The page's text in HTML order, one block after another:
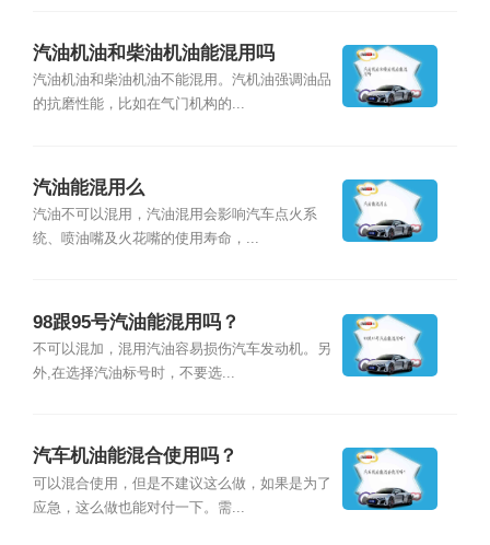
汽油机油和柴油机油能混用吗
汽油机油和柴油机油不能混用。汽机油强调油品
的抗磨性能，比如在气门机构的...
汽油能混用么
汽油不可以混用，汽油混用会影响汽车点火系
统、喷油嘴及火花嘴的使用寿命，...
98跟95号汽油能混用吗？
不可以混加，混用汽油容易损伤汽车发动机。另
外,在选择汽油标号时，不要选...
汽车机油能混合使用吗？
可以混合使用，但是不建议这么做，如果是为了
应急，这么做也能对付一下。需...